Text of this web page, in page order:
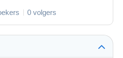
0 volgers